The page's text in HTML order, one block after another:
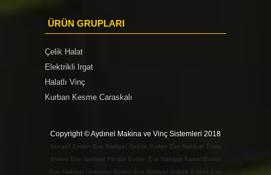
ÜRÜN GRUPLARI
Çelik Halat
Elektrikli Irgat
Halatlı Vinç
Kurban Kesme Caraskalı
Copyright © Aydınel Makina ve Vinç Sistemleri 2018
Kocaeli Evden Eve Nakliyat Gebze Evden Eve Nakliyat Tuzla
Evden Eve Nakliyat Pendik Evden Eve Nakliyat Kartal Evden
Eve Nakliyat Ümraniye Evden Eve Nakliyat Gebze Evden Eve